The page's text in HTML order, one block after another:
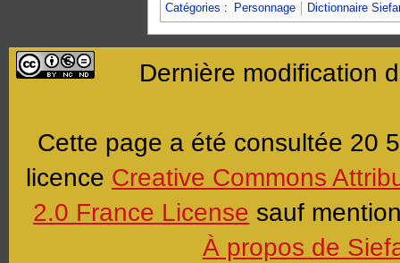
Catégories : Personnage Dictionnaire
Dernière modification
Cette page a été consultée 20
licence Creative Commons
2.0 France License sauf
À propos de